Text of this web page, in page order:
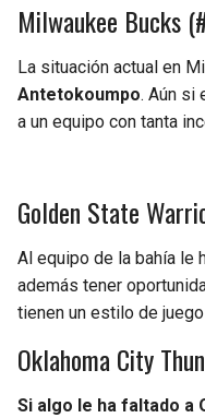
Milwaukee Bucks
La situación actual en
Antetokoumpo. Aún si
a un equipo con tanta
Golden State
Al equipo de la bahía le
además tener
tienen un estilo de
Oklahoma City
Si algo le ha faltado a